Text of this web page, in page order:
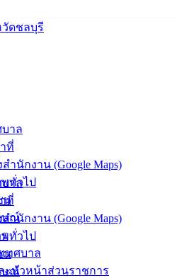
บาล
ที่
ำนักงาน (Google Maps)
ทั่วไป
น
ษณ์
ทศบาล
ะหัวหน้าส่วนราชการ
บาล
ที่
ำนักงาน (Google Maps)
ทั่วไป
น
ษณ์
พาหนะและขนส่ง ทะเบียน 3กธ
า วัสดุยานพาหนะและ
ชลบุรี
5, 2024